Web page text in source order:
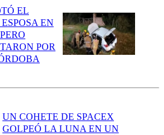
EL
EN
POR
UN COHETE DE SPACEX
GOLPEÓ LA LUNA EN UN